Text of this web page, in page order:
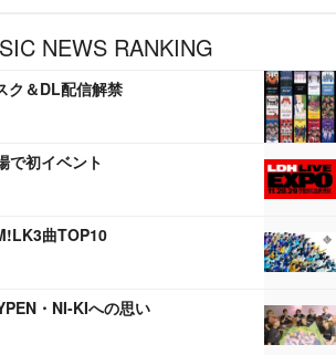
NEWS RANKING
ク＆DL配信解禁
で初イベント
曲TOP10
・NI-KIへの思い